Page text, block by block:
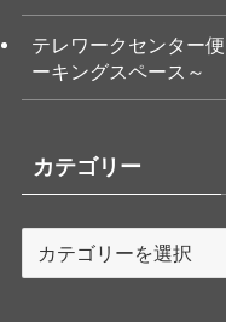
テレワークセンター
ーキングスペース～
カテゴリー